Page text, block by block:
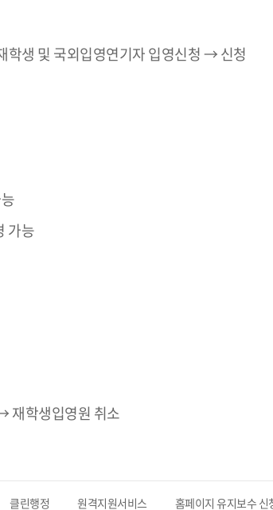
생 및 국외입영연기자 입영신청 → 신청
가능
학생입영원 취소
클린행정 원격지원서비스 홈페이지 유지보수 신